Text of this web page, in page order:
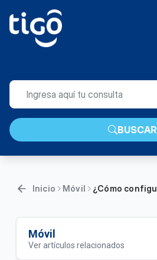
BUSCAR
Inicio Móvil
Móvil
Ver artículos relacionados